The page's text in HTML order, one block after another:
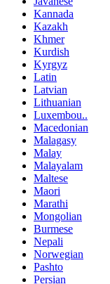
Kannada
Kazakh
Khmer
Kurdish
Kyrgyz
Latin
Latvian
Lithuanian
Luxembou..
Macedonian
Malagasy
Malay
Malayalam
Maltese
Maori
Marathi
Mongolian
Burmese
Nepali
Norwegian
Pashto
Persian